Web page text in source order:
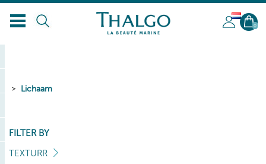
NL
0
Lichaam
FILTER BY
TEXTURR